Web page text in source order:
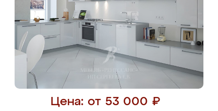
Цена: от 53 000 ₽